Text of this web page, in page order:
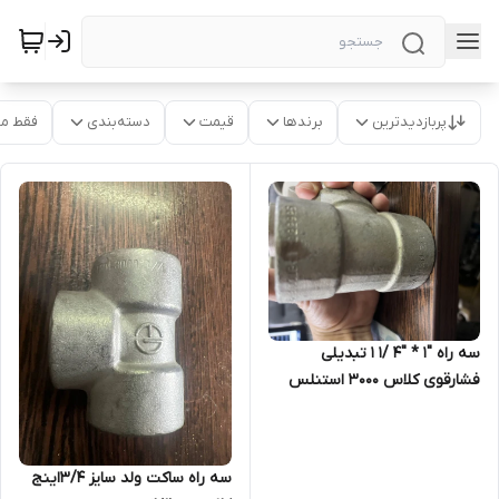
پربازدیدترین برندها قیمت دسته‌بندی فقط
سه راه "1 * "4 /1 1 تبدیلی
فشارقوی کلاس 3000 استنلس
سه راه ساکت ولد سایز 3/4اینج